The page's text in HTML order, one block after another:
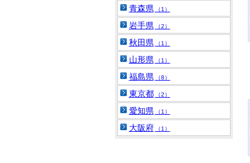
青森県 （1）
岩手県 （2）
秋田県 （1）
山形県 （1）
福島県 （8）
東京都 （2）
愛知県 （1）
大阪府 （1）